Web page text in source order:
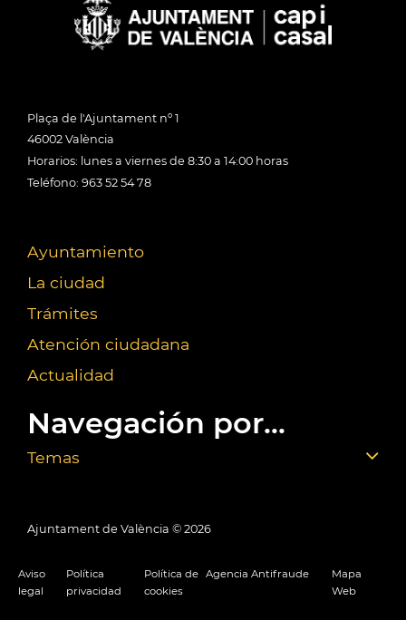
Plaça de l'Ajuntament nº 1
46002 València
Horarios: lunes a viernes de 8:30 a 14:00 horas
Teléfono: 963 52 54 78
Ayuntamiento
La ciudad
Trámites
Atención ciudadana
Actualidad
Navegación por...
Temas
Ajuntament de València © 2026
Aviso
legal
Política
privacidad
Política de
cookies
Agencia Antifraude
Mapa
Web